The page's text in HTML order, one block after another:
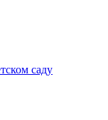
саду